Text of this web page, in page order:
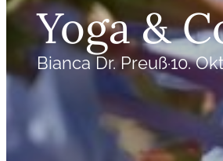
Yoga &
Bianca Dr. Preuß·10.